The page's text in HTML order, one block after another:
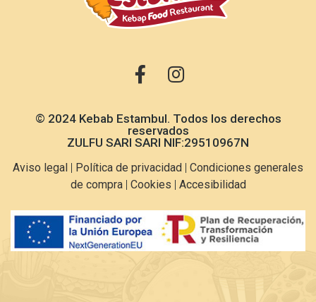
© 2024 Kebab Estambul. Todos los derechos
reservados
ZULFU SARI SARI NIF:29510967N
Aviso legal | Política de privacidad | Condiciones generales
de compra | Cookies | Accesibilidad